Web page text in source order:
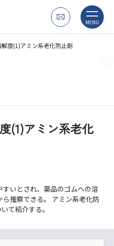
MENU
度(1)アミン系老化防止剤
(1)アミン系老化
いとされ、薬品のゴムヘの溶
推察できる。 アミン系老化防
て紹介する。